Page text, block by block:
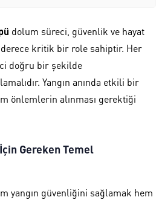
dolum süreci, güvenlik ve hayat
derece kritik bir role sahiptir. Her
doğru bir şekilde
Yangın anında etkili bir
önlemlerin alınması gerektiği
Gereken Temel
yangın güvenliğini sağlamak hem